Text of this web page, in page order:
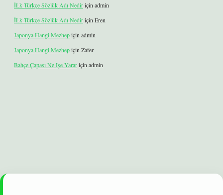
İLk Türkçe Sözlük Adı Nediriçin admin
İLk Türkçe Sözlük Adı Nediriçin Eren
Japonya Hangi Mezhepiçin admin
Japonya Hangi Mezhepiçin Zafer
Bahçe Çapası Ne Işe Yarariçin admin
betexper yeni girişilbet